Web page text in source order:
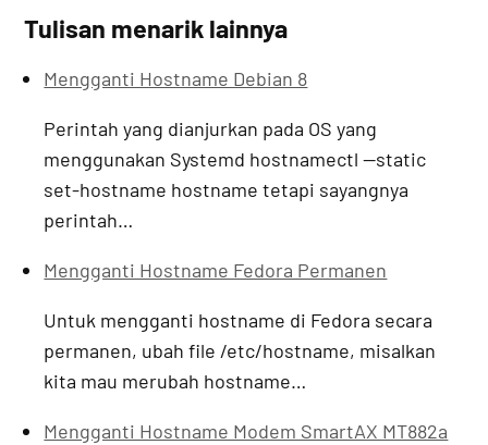
Tulisan menarik lainnya
Mengganti Hostname Debian 8
Perintah yang dianjurkan pada OS yang
menggunakan Systemd hostnamectl --static
set-hostname hostname tetapi sayangnya
perintah…
Mengganti Hostname Fedora Permanen
Untuk mengganti hostname di Fedora secara
permanen, ubah file /etc/hostname, misalkan
kita mau merubah hostname…
Mengganti Hostname Modem SmartAX MT882a